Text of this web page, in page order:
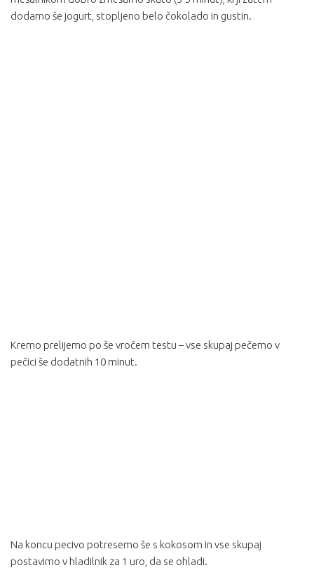
dodamo še jogurt, stopljeno belo čokolado in gustin.
Kremo prelijemo po še vročem testu – vse skupaj pečemo v
pečici še dodatnih 10 minut.
Na koncu pecivo potresemo še s kokosom in vse skupaj
postavimo v hladilnik za 1 uro, da se ohladi.